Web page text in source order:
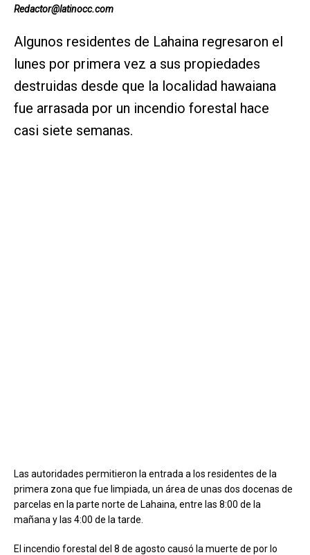
Redactor@latinocc.com
Algunos residentes de Lahaina regresaron el
lunes por primera vez a sus propiedades
destruidas desde que la localidad hawaiana
fue arrasada por un incendio forestal hace
casi siete semanas.
Las autoridades permitieron la entrada a los residentes de la
primera zona que fue limpiada, un área de unas dos docenas de
parcelas en la parte norte de Lahaina, entre las 8:00 de la
mañana y las 4:00 de la tarde.
El incendio forestal del 8 de agosto causó la muerte de por lo